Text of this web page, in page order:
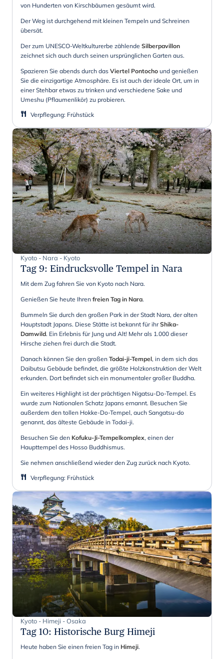
von Hunderten von Kirschbäumen gesäumt wird.
Der Weg ist durchgehend mit kleinen Tempeln und Schreinen
übersät.
Der zum UNESCO-Weltkulturerbe zählende Silberpavillon
zeichnet sich auch durch seinen ursprünglichen Garten aus.
Spazieren Sie abends durch das Viertel Pontocho und genießen
Sie die einzigartige Atmosphäre. Es ist auch der ideale Ort, um in
einer Stehbar etwas zu trinken und verschiedene Sake und
Umeshu (Pflaumenlikör) zu probieren.
Verpflegung: Frühstück
Kyoto - Nara - Kyoto
Tag 9: Eindrucksvolle Tempel in Nara
Mit dem Zug fahren Sie von Kyoto nach Nara.
Genießen Sie heute Ihren freien Tag in Nara.
Bummeln Sie durch den großen Park in der Stadt Nara, der alten
Hauptstadt Japans. Diese Stätte ist bekannt für ihrShika-
Damwild. Ein Erlebnis für Jung und Alt! Mehr als 1.000 dieser
Hirsche ziehen frei durch die Stadt.
Danach können Sie den großen Todai-ji-Tempel, in dem sich das
Daibutsu Gebäude befindet, die größte Holzkonstruktion der Welt
erkunden. Dort befindet sich ein monumentaler großer Buddha.
Ein weiteres Highlight ist der prächtigen Nigatsu-Do-Tempel. Es
wurde zum Nationalen Schatz Japans ernannt. Besuchen Sie
außerdem den tollen Hokke-Do-Tempel, auch Sangatsu-do
genannt, das älteste Gebäude in Todai-ji.
Besuchen Sie den Kofuku-Ji-Tempelkomplex, einen der
Haupttempel des Hosso Buddhismus.
Sie nehmen anschließend wieder den Zug zurück nach Kyoto.
Verpflegung: Frühstück
Kyoto - Himeji - Osaka
Tag 10: Historische Burg Himeji
Heute haben Sie einen freien Tag in Himeji.